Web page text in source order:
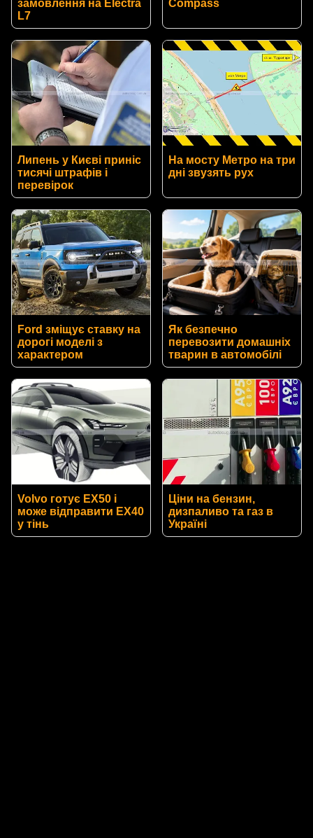
замовлення на Electra
L7
Compass
Липень у Києві приніс
тисячі штрафів і
перевірок
На мосту Метро на три
дні звузять рух
Ford зміщує ставку на
дорогі моделі з
характером
Як безпечно
перевозити домашніх
тварин в автомобілі
Volvo готує EX50 і
може відправити EX40
у тінь
Ціни на бензин,
дизпаливо та газ в
Україні